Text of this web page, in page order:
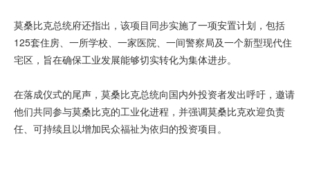
莫桑比克总统府还指出，该项目同步实施了一项安置计划，包括
125套住房、一所学校、一家医院、一间警察局及一个新型现代住
宅区，旨在确保工业发展能够切实转化为集体进步。
在落成仪式的尾声，莫桑比克总统向国内外投资者发出呼吁，邀请
他们共同参与莫桑比克的工业化进程，并强调莫桑比克欢迎负责
任、可持续且以增加民众福祉为依归的投资项目。